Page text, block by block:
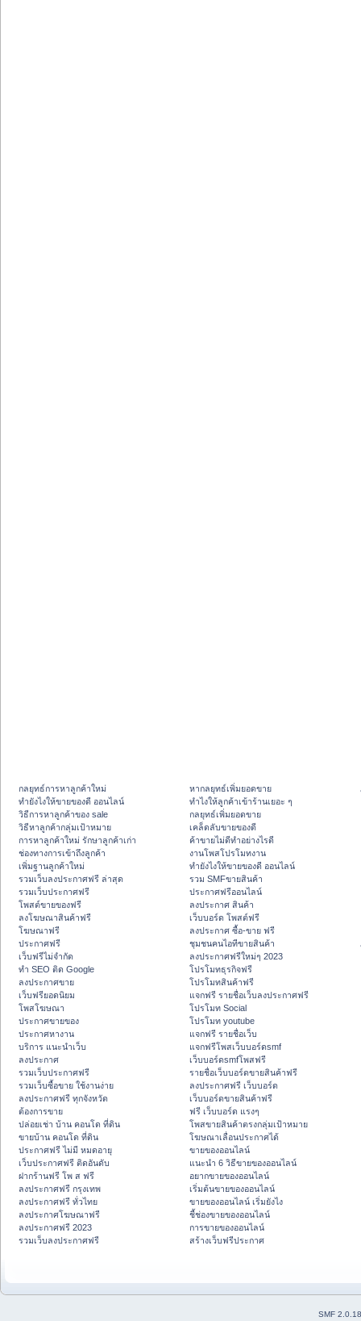
กลยุทธ์การหาลูกค้าใหม่
ทํายังไงให้ขายของดี ออนไลน์
วิธีการหาลูกค้าของ sale
วิธีหาลูกค้ากลุ่มเป้าหมาย
การหาลูกค้าใหม่ รักษาลูกค้าเก่า
ช่องทางการเข้าถึงลูกค้า
เพิ่มฐานลูกค้าใหม่
รวมเว็บลงประกาศฟรี ล่าสุด
รวมเว็บประกาศฟรี
โพสต์ขายของฟรี
ลงโฆษณาสินค้าฟรี
โฆษณาฟรี
ประกาศฟรี
เว็บฟรีไม่จำกัด
ทำ SEO ติด Google
ลงประกาศขาย
เว็บฟรียอดนิยม
โพสโฆษณา
ประกาศขายของ
ประกาศหางาน
บริการ แนะนำเว็บ
ลงประกาศ
รวมเว็บประกาศฟรี
รวมเว็บซื้อขาย ใช้งานง่าย
ลงประกาศฟรี ทุกจังหวัด
ต้องการขาย
ปล่อยเช่า บ้าน คอนโด ที่ดิน
ขายบ้าน คอนโด ที่ดิน
ประกาศฟรี ไม่มี หมดอายุ
เว็บประกาศฟรี ติดอันดับ
ฝากร้านฟรี โพ ส ฟรี
ลงประกาศฟรี กรุงเทพ
ลงประกาศฟรี ทั่วไทย
ลงประกาศโฆษณาฟรี
ลงประกาศฟรี 2023
รวมเว็บลงประกาศฟรี
หากลยุทธ์เพิ่มยอดขาย
ทําไงให้ลูกค้าเข้าร้านเยอะ ๆ
กลยุทธ์เพิ่มยอดขาย
เคล็ดลับขายของดี
ค้าขายไม่ดีทำอย่างไรดี
งานโพสโปรโมทงาน
ทํายังไงให้ขายของดี ออนไลน์
รวม SMFขายสินค้า
ประกาศฟรีออนไลน์
ลงประกาศ สินค้า
เว็บบอร์ด โพสต์ฟรี
ลงประกาศ ซื้อ-ขาย ฟรี
ชุมชนคนไอทีขายสินค้า
ลงประกาศฟรีใหม่ๆ 2023
โปรโมทธุรกิจฟรี
โปรโมทสินค้าฟรี
แจกฟรี รายชื่อเว็บลงประกาศฟรี
โปรโมท Social
โปรโมท youtube
แจกฟรี รายชื่อเว็บ
แจกฟรีโพสเว็บบอร์ดsmf
เว็บบอร์ดsmfโพสฟรี
รายชื่อเว็บบอร์ดขายสินค้าฟรี
ลงประกาศฟรี เว็บบอร์ด
เว็บบอร์ดขายสินค้าฟรี
ฟรี เว็บบอร์ด แรงๆ
โพสขายสินค้าตรงกลุ่มเป้าหมาย
โฆษณาเลื่อนประกาศได้
ขายของออนไลน์
แนะนำ 6 วิธีขายของออนไลน์
อยากขายของออนไลน์
เริ่มต้นขายของออนไลน์
ขายของออนไลน์ เริ่มยังไง
ชี้ช่องขายของออนไลน์
การขายของออนไลน์
สร้างเว็บฟรีประกาศ
SMF 2.0.18